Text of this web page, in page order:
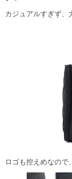
カジュアルすぎず、
ロゴも控えめなので